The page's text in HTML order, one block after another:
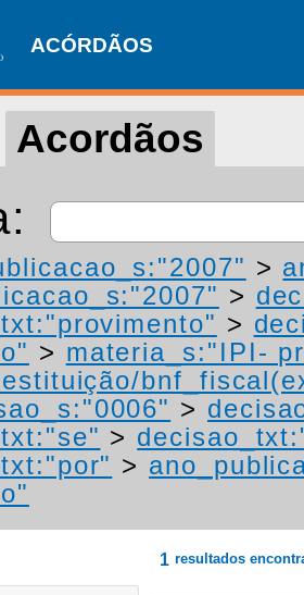
ACÓRDÃOS
Acordãos
>
>
>
> materia_s:"IPI-
>
>
>
1 resultados